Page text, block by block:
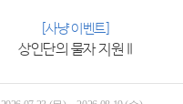
[사냥 이벤트]
상인단의 물자 지원 II